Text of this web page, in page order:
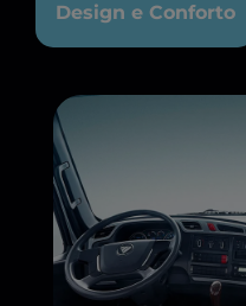
Design e Conforto